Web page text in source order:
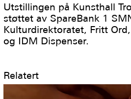
Utstillingen på Kunsthall
støttet av SpareBank 1
Kulturdirektoratet, Fritt
og IDM Dispenser.
Relatert